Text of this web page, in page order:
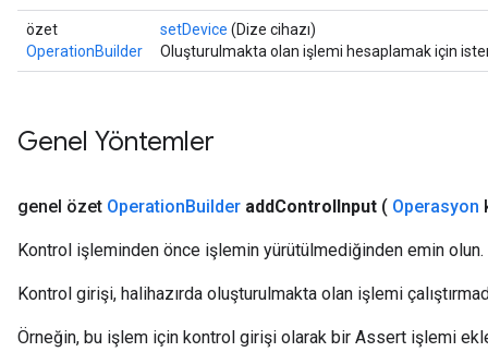
özet
OperationBuilder
setDevice (Dize cihazı)
Oluşturulmakta olan işlemi hesaplamak için
Genel Yöntemler
genel özet OperationBuilder addControlInput ( Operasyon
Kontrol işleminden önce işlemin yürütülmediğinden emin olun.
Kontrol girişi, halihazırda oluşturulmakta olan işlemi
Örneğin, bu işlem için kontrol girişi olarak bir Assert işlemi